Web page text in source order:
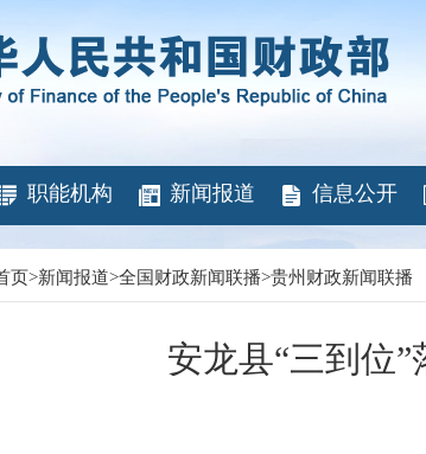
职能机构 新闻报道 信息公开
页>新闻报道>全国财政新闻联播>贵州财政新闻联播
安龙县“三到位